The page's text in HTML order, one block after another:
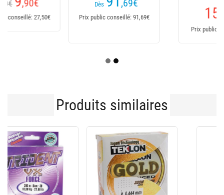
Dès
Prix public conseillé: 91,69€ 151
Prix public conseillé: 170€
Produits similaires